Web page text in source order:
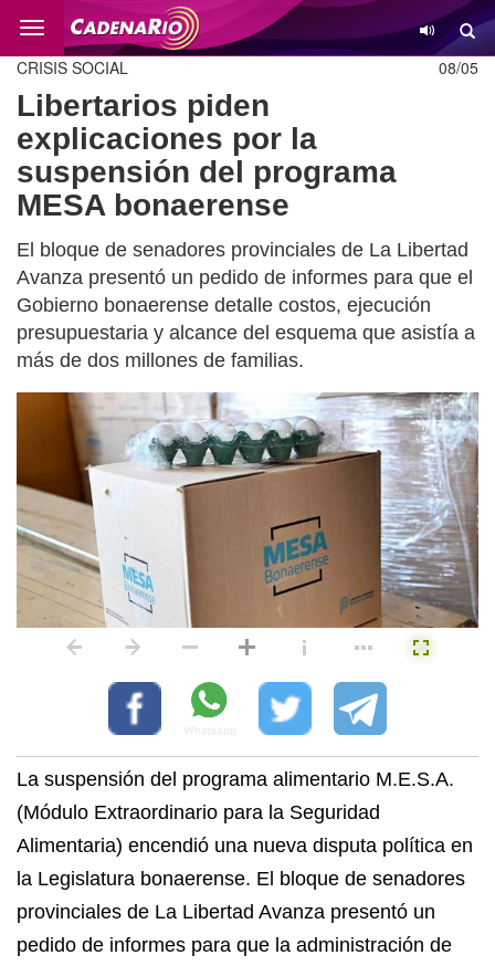
Cambio
08/05
CRISIS SOCIAL
Libertarios piden
explicaciones por la
suspensión del programa
MESA bonaerense
El bloque de senadores provinciales de La Libertad
Avanza presentó un pedido de informes para que el
Gobierno bonaerense detalle costos, ejecución
presupuestaria y alcance del esquema que asistía a
más de dos millones de familias.
La suspensión del programa alimentario M.E.S.A.
(Módulo Extraordinario para la Seguridad
Alimentaria) encendió una nueva disputa política en
la Legislatura bonaerense. El bloque de senadores
provinciales de La Libertad Avanza presentó un
pedido de informes para que la administración de